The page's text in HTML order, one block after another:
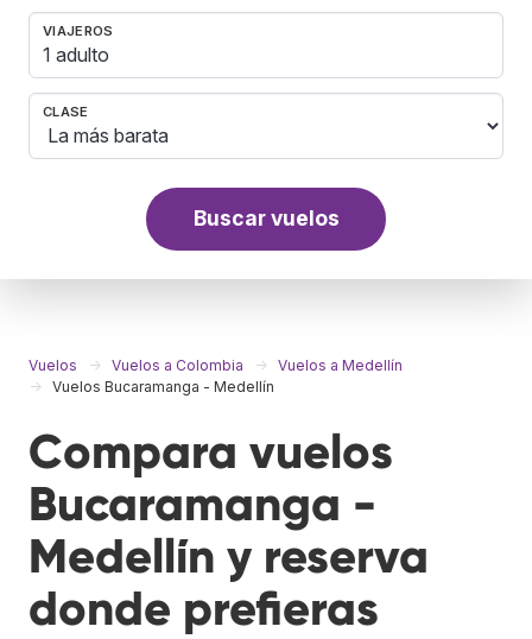
VIAJEROS
1 adulto
CLASE
Buscar vuelos
Vuelos Vuelos a Colombia
Vuelos a Medellín
Vuelos Bucaramanga - Medellín
Compara vuelos
Bucaramanga -
Medellín y reserva
donde prefieras